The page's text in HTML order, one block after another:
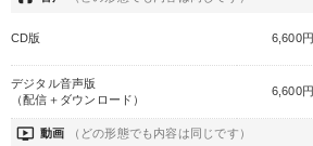
CD版 6,600円
デジタル音声版
（配信＋ダウンロード）
6,600円
ondemand_video 動画 （どの形態でも内容は同じです）